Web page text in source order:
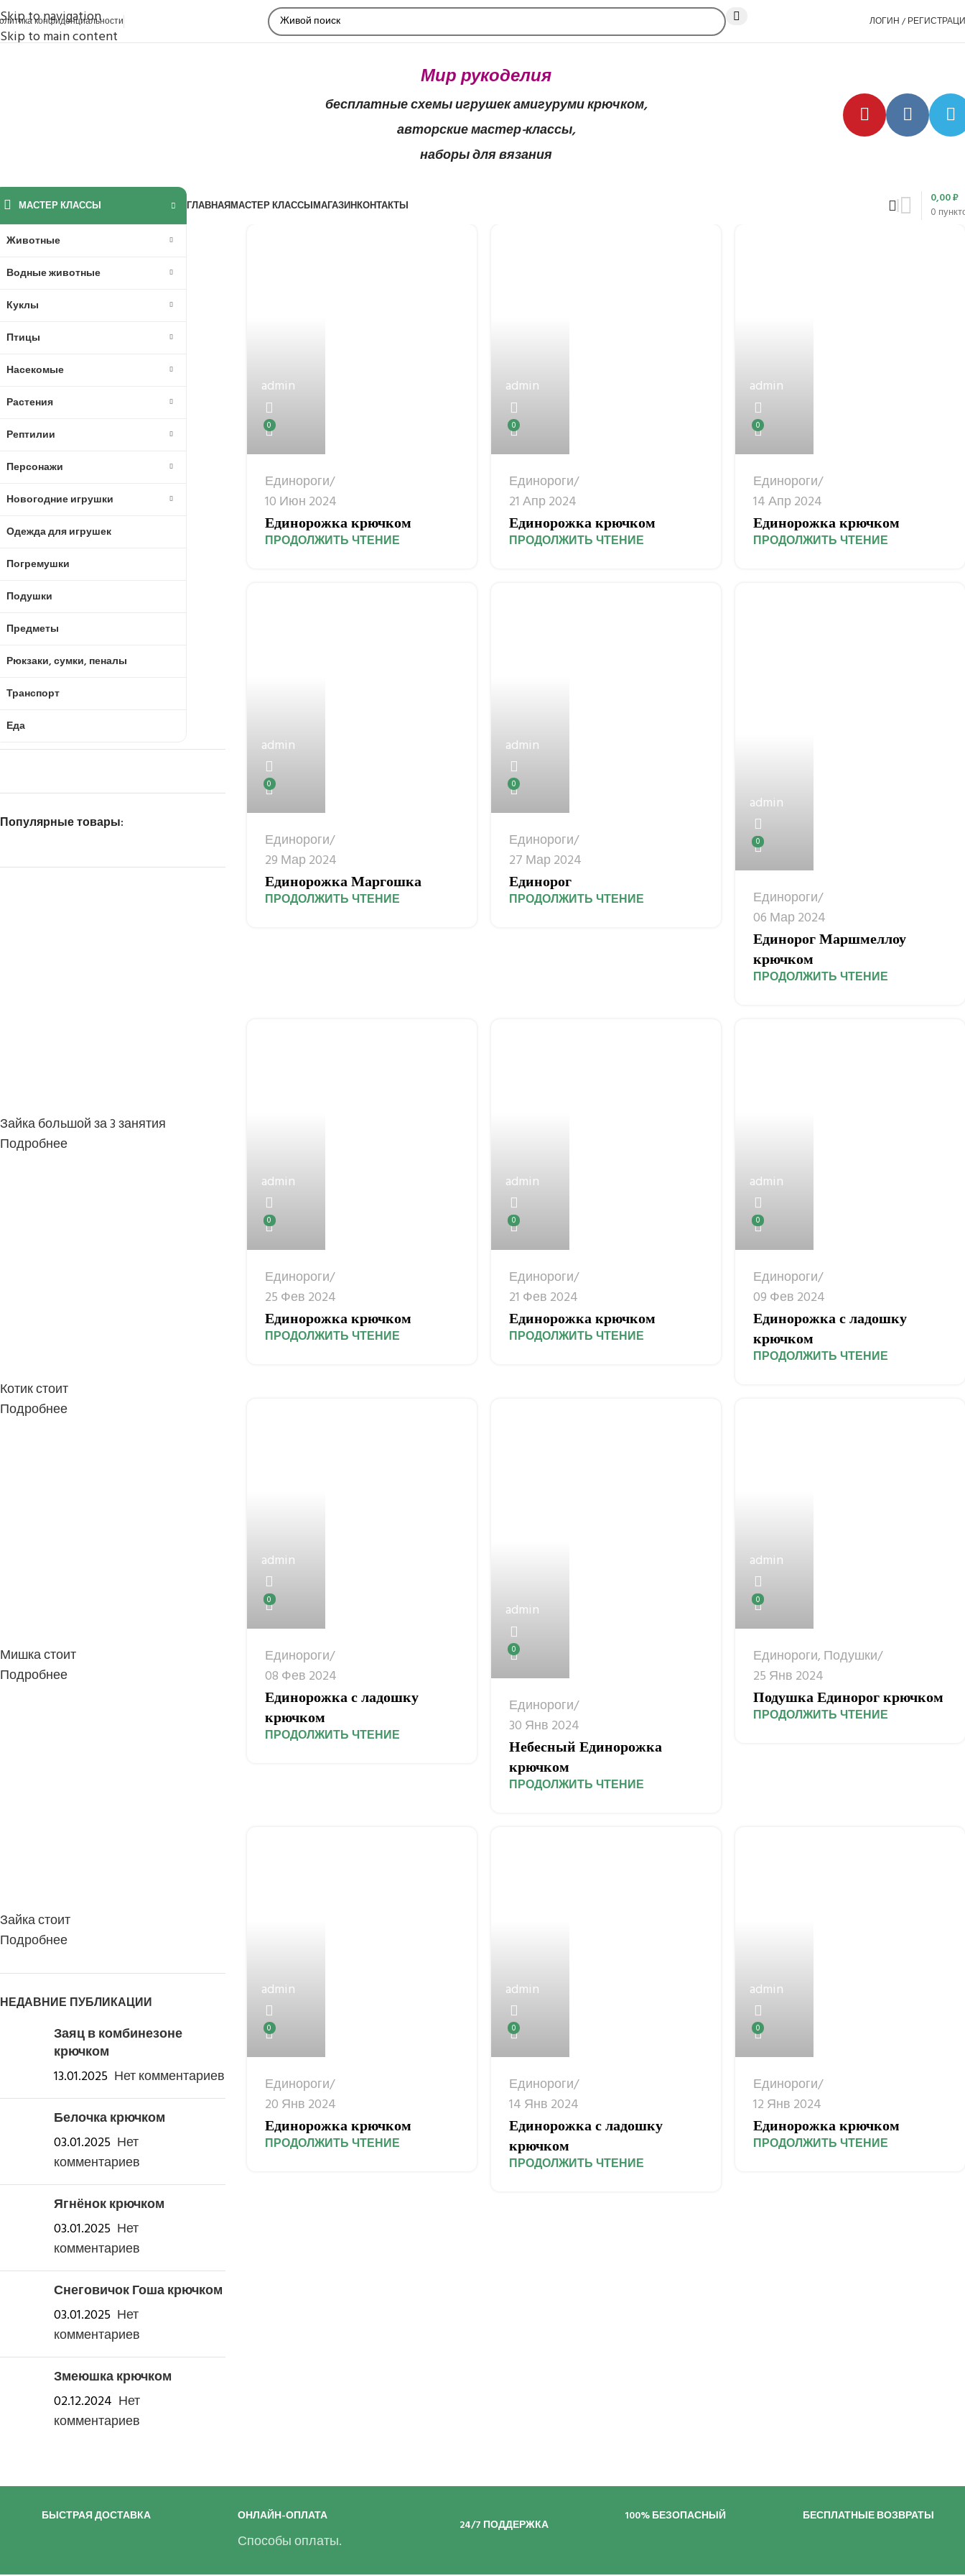
Skip to navigation
Skip to main content
конфиденциальности ЛОГИН /
Мир рукоделия
бесплатные схемы игрушек амигуруми крючком,
авторские мастер-классы,
наборы для вязания
МАСТЕР КЛАССЫ
Животные
Водные животные
Куклы
Птицы
Насекомые
Растения
Рептилии
Персонажи
Новогодние игрушки
Одежда для игрушек
Погремушки
Подушки
Предметы
Рюкзаки, сумки, пеналы
Транспорт
Еда
ГЛАВНАЯМАСТЕР КЛАССЫМАГАЗИНКОНТАКТЫ 0
0,00₽
Популярные товары:
Зайка большой за 3 занятия
Подробнее
Котик стоит
Подробнее
Мишка стоит
Подробнее
Зайка стоит
Подробнее
НЕДАВНИЕ ПУБЛИКАЦИИ
Заяц в комбинезоне
крючком
13.01.2025 Нет комментариев
Белочка крючком
03.01.2025 Нет
комментариев
Ягнёнок крючком
03.01.2025 Нет
комментариев
Снеговичок Гоша крючком
03.01.2025 Нет
комментариев
Змеюшка крючком
02.12.2024 Нет
комментариев
admin
0
Единороги
10 Июн 2024
Единорожка крючком
ПРОДОЛЖИТЬ ЧТЕНИЕ
admin
0
Единороги
21 Апр 2024
Единорожка крючком
ПРОДОЛЖИТЬ ЧТЕНИЕ
admin
0
Единороги
14 Апр 2024
Единорожка крючком
ПРОДОЛЖИТЬ ЧТЕНИЕ
admin
0
Единороги
29 Мар 2024
Единорожка Маргошка
ПРОДОЛЖИТЬ ЧТЕНИЕ
admin
0
Единороги
27 Мар 2024
Единорог
ПРОДОЛЖИТЬ ЧТЕНИЕ
admin
0
Единороги
06 Мар 2024
Единорог Маршмеллоу
крючком
ПРОДОЛЖИТЬ ЧТЕНИЕ
admin
0
Единороги
25 Фев 2024
Единорожка крючком
ПРОДОЛЖИТЬ ЧТЕНИЕ
admin
0
Единороги
21 Фев 2024
Единорожка крючком
ПРОДОЛЖИТЬ ЧТЕНИЕ
admin
0
Единороги
09 Фев 2024
Единорожка с ладошку
крючком
ПРОДОЛЖИТЬ ЧТЕНИЕ
admin
0
Единороги
08 Фев 2024
Единорожка с ладошку
крючком
ПРОДОЛЖИТЬ ЧТЕНИЕ
admin
0
Единороги
30 Янв 2024
Небесный Единорожка
крючком
ПРОДОЛЖИТЬ ЧТЕНИЕ
admin
0
Единороги, Подушки
25 Янв 2024
Подушка Единорог крючком
ПРОДОЛЖИТЬ ЧТЕНИЕ
admin
0
Единороги
20 Янв 2024
Единорожка крючком
ПРОДОЛЖИТЬ ЧТЕНИЕ
admin
0
Единороги
14 Янв 2024
Единорожка с ладошку
крючком
ПРОДОЛЖИТЬ ЧТЕНИЕ
admin
0
Единороги
12 Янв 2024
Единорожка крючком
ПРОДОЛЖИТЬ ЧТЕНИЕ
БЫСТРАЯ ДОСТАВКА ОНЛАЙН-ОПЛАТА
Способы оплаты.
24/7 ПОДДЕРЖКА
100% БЕЗОПАСНЫЙ БЕСПЛАТНЫЕ ВОЗВРАТЫ